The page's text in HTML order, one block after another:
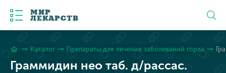
МИР
ЛЕКАРСТВ
home arrow_right_alt Каталог arrow_right_alt Препараты для лечения заболеваний горла arrow_right_alt
Граммидин нео таб. д/рассас.